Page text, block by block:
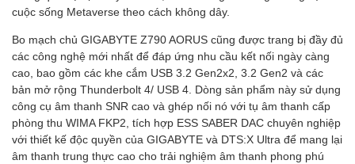
cuộc sống Metaverse theo cách không dây.
Bo mạch chủ GIGABYTE Z790 AORUS cũng được trang bị đầy đủ
các công nghệ mới nhất để đáp ứng nhu cầu kết nối ngày càng
cao, bao gồm các khe cắm USB 3.2 Gen2x2, 3.2 Gen2 và các
bản mở rộng Thunderbolt 4/ USB 4. Dòng sản phẩm này sử dụng
công cụ âm thanh SNR cao và ghép nối nó với tụ âm thanh cấp
phòng thu WIMA FKP2, tích hợp ESS SABER DAC chuyên nghiệp
với thiết kế độc quyền của GIGABYTE và DTS:X Ultra để mang lại
âm thanh trung thực cao cho trải nghiệm âm thanh phong phú